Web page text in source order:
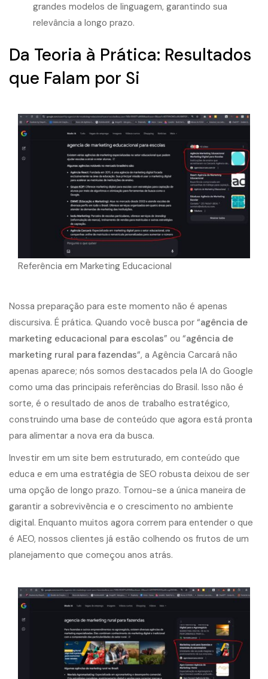
grandes modelos de linguagem, garantindo sua
relevância a longo prazo.
Da Teoria à Prática: Resultados
que Falam por Si
Referência em Marketing Educacional
Nossa preparação para este momento não é apenas
discursiva. É prática. Quando você busca por “agência de
marketing educacional para escolas” ou “agência de
marketing rural para fazendas“, a Agência Carcará não
apenas aparece; nós somos destacados pela IA do Google
como uma das principais referências do Brasil. Isso não é
sorte, é o resultado de anos de trabalho estratégico,
construindo uma base de conteúdo que agora está pronta
para alimentar a nova era da busca.
Investir em um site bem estruturado, em conteúdo que
educa e em uma estratégia de SEO robusta deixou de ser
uma opção de longo prazo. Tornou-se a única maneira de
garantir a sobrevivência e o crescimento no ambiente
digital. Enquanto muitos agora correm para entender o que
é AEO, nossos clientes já estão colhendo os frutos de um
planejamento que começou anos atrás.